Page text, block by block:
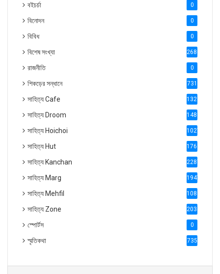
বইচর্চা 0
বিনোদন 0
বিবিধ 0
বিশেষ সংখ্যা 2686
রাজনীতি 0
শিকড়ের সন্ধানে 731
সাহিত্য Cafe 1321
সাহিত্য Droom 1488
সাহিত্য Hoichoi 1027
সাহিত্য Hut 1769
সাহিত্য Kanchan 2287
সাহিত্য Marg 1947
সাহিত্য Mehfil 1088
সাহিত্য Zone 2035
স্পোর্টস 0
স্মৃতিকথা 735